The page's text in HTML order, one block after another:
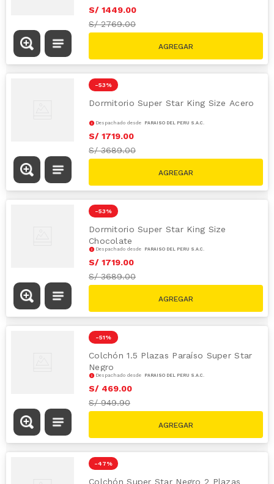
S/ 1449.00
S/2769.00
-53 %
Dormitorio Super Star King Size Acero
Despachado desde PARAÍSO DEL PERÚ S.A.C.
S/ 1719.00
S/3689.00
-53 %
Dormitorio Super Star King Size
Chocolate
Despachado desde PARAÍSO DEL PERÚ S.A.C.
S/ 1719.00
S/3689.00
-51 %
Colchón 1.5 Plazas Paraíso Super Star
Negro
Despachado desde PARAÍSO DEL PERÚ S.A.C.
S/ 469.00
S/949.90
-47 %
Colchón Super Star Negro 2 Plazas